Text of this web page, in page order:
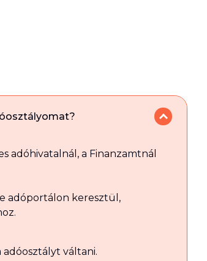
adóhivatalnál, a Finanzamtnál
adóportálon keresztül,
adóosztályt váltani.